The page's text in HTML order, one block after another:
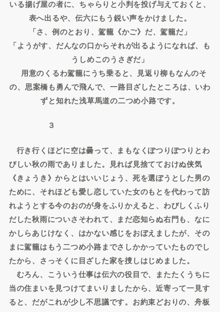
いる揚げ屋の者に、ちゃらりと小判を投げ与えておくと、
表へ出るや、伝六にもう鋭い声をかけました。
「さ、例のとおり、駕籠《かご》だ、駕籠だ」
「ようがす、だんなの口からそれが出るようになれば、も
うしめこのうさぎだ」
用意のくるわ駕籠にうち乗ると、見返り柳もなんのそ
の、思案橋も勇んで飛んで、一路目ざしたところは、いわ
ずと知れた浅草馬道の二つめ小路です。
３
行き行くほどに空は曇って、まもなくぽつりぽつりとわ
びしい秋の雨でありました。見れば見捨てておけぬ侠気
《きょうき》からとはいいじょう、死を選ぼうとした男の
ために、それほども愛し恋していた女のもとを代わって訪
れようとする今のおのが身をふりかえると、わびしくふり
だした秋雨についさそわれて、まだ恋知らぬ右門も、なに
かしらあじけなく、はかない感じをおぼえましたが、その
まに駕籠はもう二つめ小路までさしかかっていたものでし
たから、さっそくに目ざした家を捜しはじめました。
むろん、こういう仕事は伝六の役目で、またたくうちに
当の住まいを見つけてまいりましたから、近寄って一見す
ると、だがこれが少し不思議です。お約束どおりの、舟板